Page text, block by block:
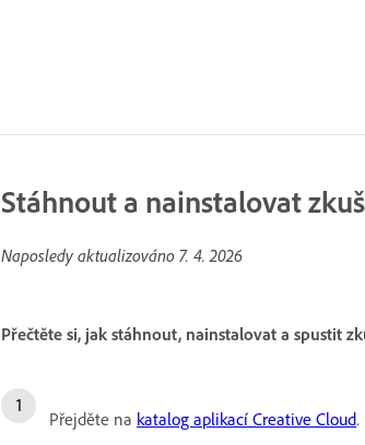
Stáhnout a nainstalovat
Naposledy aktualizováno 7. 4. 2026
Přečtěte si, jak stáhnout, nainstalovat a spustit
Přejděte na katalog aplikací Creative Cloud.